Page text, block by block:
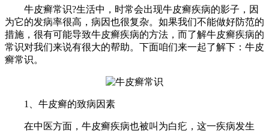
牛皮癣常识?生活中，时常会出现牛皮癣疾病的影子，因
为它的发病率很高，病因也很复杂。如果我们不能做好防范的
措施，很有可能导致牛皮癣疾病的方法，而了解牛皮癣疾病的
常识对我们来说有很大的帮助。下面咱们来一起了解下：牛皮
癣常识。
1、牛皮癣的致病因素
在中医方面，牛皮癣疾病也被叫为白疕，这一疾病发生